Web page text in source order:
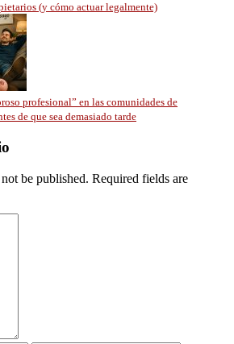
(y cómo actuar legalmente)
profesional” en las comunidades de
de que sea demasiado tarde
be published. Required fields are